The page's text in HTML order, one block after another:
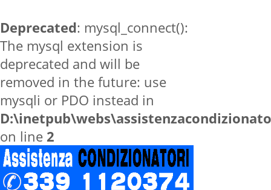
Deprecated: mysql_connect():
The mysql extension is
deprecated and will be
removed in the future: use
mysqli or PDO instead in
on line 2